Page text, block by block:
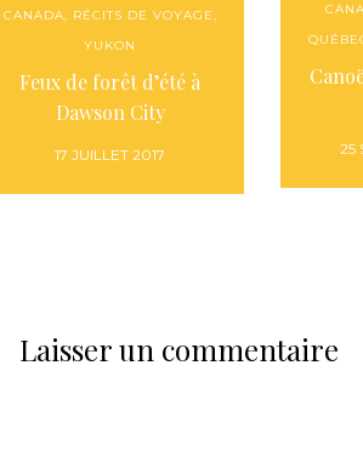
CANADA, RÉCITS DE VOYAGE,
YUKON
Feux de forêt d’été à
Dawson City
17 JUILLET 2017 25
Laisser un commentaire